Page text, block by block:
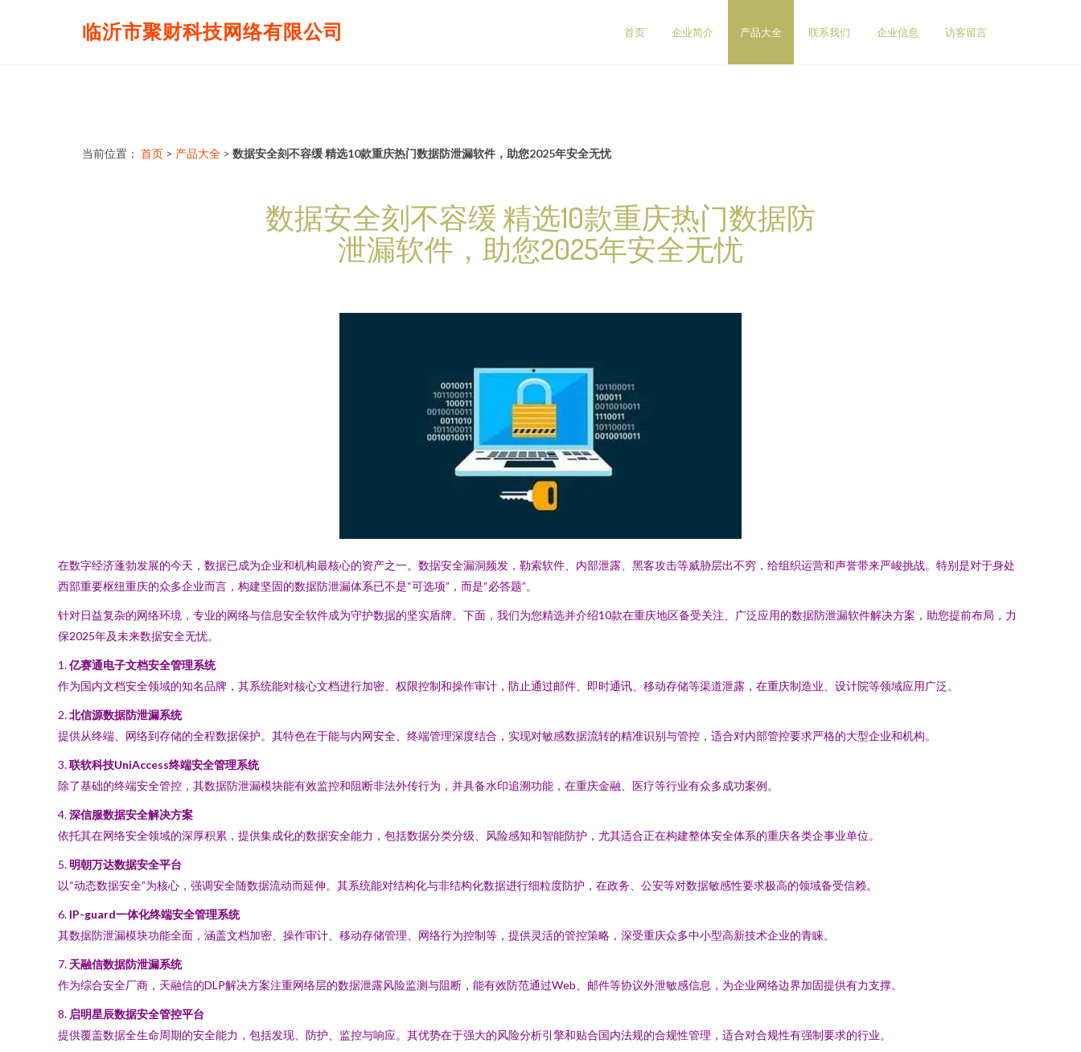
临沂市聚财科技网络有限公司 首页 企业简介 产品大全 联系我们 企业信息 访客留言
当前位置： 首页 > 产品大全 > 数据安全刻不容缓 精选10款重庆热门数据防泄漏软件，助您2025年安全无忧
数据安全刻不容缓 精选10款重庆热门数据防
泄漏软件，助您2025年安全无忧
在数字经济蓬勃发展的今天，数据已成为企业和机构最核心的资产之一。数据安全漏洞频发，勒索软件、内部泄露、黑客攻击等威胁层出不穷，给组织运营和声誉带来严峻挑战。特别是对于身处
西部重要枢纽重庆的众多企业而言，构建坚固的数据防泄漏体系已不是“可选项”，而是“必答题”。
针对日益复杂的网络环境，专业的网络与信息安全软件成为守护数据的坚实盾牌。下面，我们为您精选并介绍10款在重庆地区备受关注、广泛应用的数据防泄漏软件解决方案，助您提前布局，力
保2025年及未来数据安全无忧。
1.亿赛通电子文档安全管理系统
作为国内文档安全领域的知名品牌，其系统能对核心文档进行加密、权限控制和操作审计，防止通过邮件、即时通讯、移动存储等渠道泄露，在重庆制造业、设计院等领域应用广泛。
2.北信源数据防泄漏系统
提供从终端、网络到存储的全程数据保护。其特色在于能与内网安全、终端管理深度结合，实现对敏感数据流转的精准识别与管控，适合对内部管控要求严格的大型企业和机构。
3.联软科技UniAccess终端安全管理系统
除了基础的终端安全管控，其数据防泄漏模块能有效监控和阻断非法外传行为，并具备水印追溯功能，在重庆金融、医疗等行业有众多成功案例。
4.深信服数据安全解决方案
依托其在网络安全领域的深厚积累，提供集成化的数据安全能力，包括数据分类分级、风险感知和智能防护，尤其适合正在构建整体安全体系的重庆各类企事业单位。
5. 明朝万达数据安全平台
以“动态数据安全”为核心，强调安全随数据流动而延伸。其系统能对结构化与非结构化数据进行细粒度防护，在政务、公安等对数据敏感性要求极高的领域备受信赖。
6. IP-guard一体化终端安全管理系统
其数据防泄漏模块功能全面，涵盖文档加密、操作审计、移动存储管理、网络行为控制等，提供灵活的管控策略，深受重庆众多中小型高新技术企业的青睐。
7. 天融信数据防泄漏系统
作为综合安全厂商，天融信的DLP解决方案注重网络层的数据泄露风险监测与阻断，能有效防范通过Web、邮件等协议外泄敏感信息，为企业网络边界加固提供有力支撑。
8. 启明星辰数据安全管控平台
提供覆盖数据全生命周期的安全能力，包括发现、防护、监控与响应。其优势在于强大的风险分析引擎和贴合国内法规的合规性管理，适合对合规性有强制要求的行业。